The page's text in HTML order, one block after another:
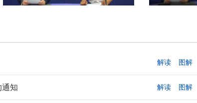
解读 图解
知 解读 图解